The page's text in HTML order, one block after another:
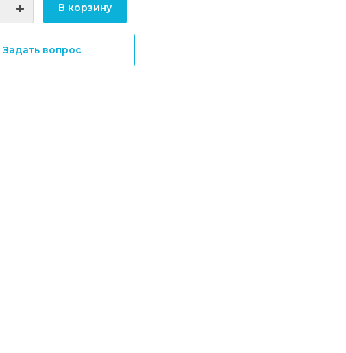
В корзину
Задать вопрос